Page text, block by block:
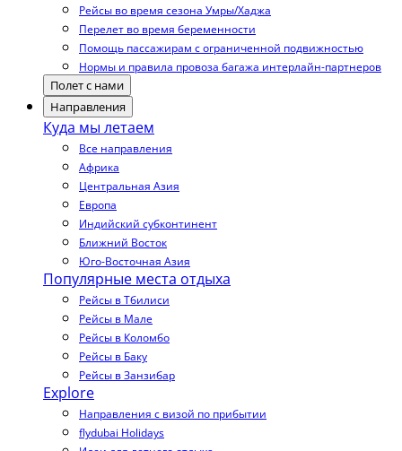
Рейсы во время сезона Умры/Хаджа
Перелет во время беременности
Помощь пассажирам с ограниченной подвижностью
Нормы и правила провоза багажа интерлайн-партнеров
Полет с нами
Направления
Куда мы летаем
Все направления
Африка
Центральная Азия
Европа
Индийский субконтинент
Ближний Восток
Юго-Восточная Азия
Популярные места отдыха
Рейсы в Тбилиси
Рейсы в Мале
Рейсы в Коломбо
Рейсы в Баку
Рейсы в Занзибар
Explore
Направления с визой по прибытии
flydubai Holidays